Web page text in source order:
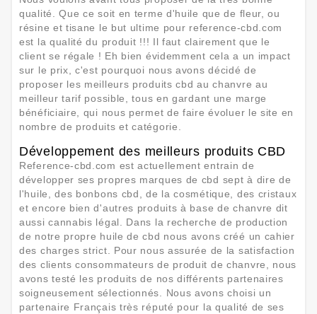
qualité. Que ce soit en terme d'huile que de fleur, ou
résine et tisane le but ultime pour reference-cbd.com
est la qualité du produit !!! Il faut clairement que le
client se régale ! Eh bien évidemment cela a un impact
sur le prix, c'est pourquoi nous avons décidé de
proposer les meilleurs produits cbd au chanvre au
meilleur tarif possible, tous en gardant une marge
bénéficiaire, qui nous permet de faire évoluer le site en
nombre de produits et catégorie.
Développement des meilleurs produits CBD
Reference-cbd.com est actuellement entrain de
développer ses propres marques de cbd sept à dire de
l'huile, des bonbons cbd, de la cosmétique, des cristaux
et encore bien d'autres produits à base de chanvre dit
aussi cannabis légal. Dans la recherche de production
de notre propre huile de cbd nous avons créé un cahier
des charges strict. Pour nous assurée de la satisfaction
des clients consommateurs de produit de chanvre, nous
avons testé les produits de nos différents partenaires
soigneusement sélectionnés. Nous avons choisi un
partenaire Français très réputé pour la qualité de ses